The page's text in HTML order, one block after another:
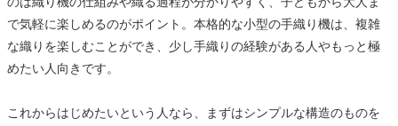
で気軽に楽しめるのがポイント。本格的な小型の手織り機は、複雑
な織りを楽しむことができ、少し手織りの経験がある人やもっと極
めたい人向きです。
これからはじめたいという人なら、まずはシンプルな構造のものを